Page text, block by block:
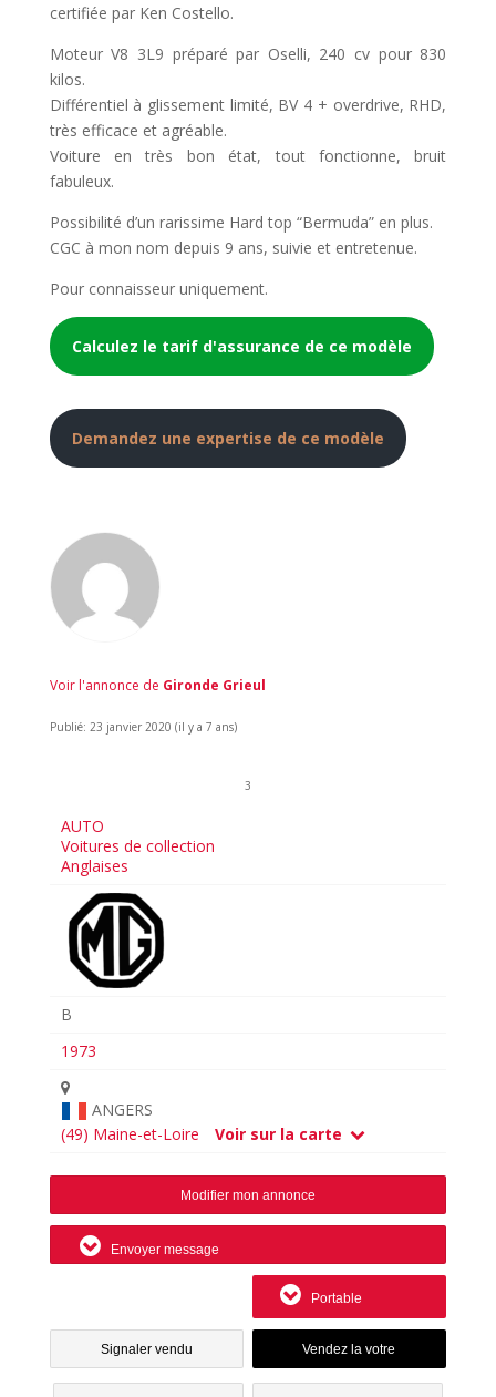
certifiée par Ken Costello.
Moteur V8 3L9 préparé par Oselli, 240 cv pour 830
kilos.
Différentiel à glissement limité, BV 4 + overdrive, RHD,
très efficace et agréable.
Voiture en très bon état, tout fonctionne, bruit
fabuleux.
Possibilité d’un rarissime Hard top “Bermuda” en plus.
CGC à mon nom depuis 9 ans, suivie et entretenue.
Pour connaisseur uniquement.
Calculez le tarif d'assurance de ce modèle
Demandez une expertise de ce modèle
Voir l'annonce de Gironde Grieul
Publié: 23 janvier 2020 (il y a 7 ans)
3
AUTO
Voitures de collection
Anglaises
B
1973
ANGERS
(49) Maine-et-Loire
Voir sur la carte
Modifier mon annonce
Envoyer message
Portable
Signaler vendu